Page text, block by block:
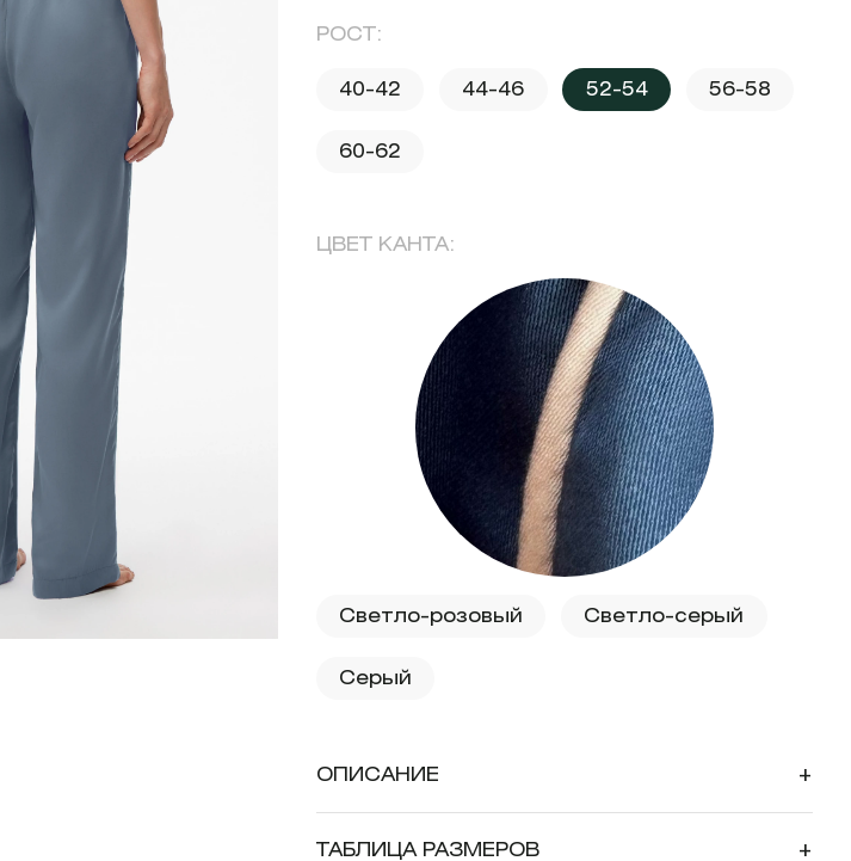
РОСТ:
40-42 44-46 52-54 56-58
60-62
ЦВЕТ КАНТА:
Светло-розовый Светло-серый
Серый
ОПИСАНИЕ +
ТАБЛИЦА РАЗМЕРОВ +